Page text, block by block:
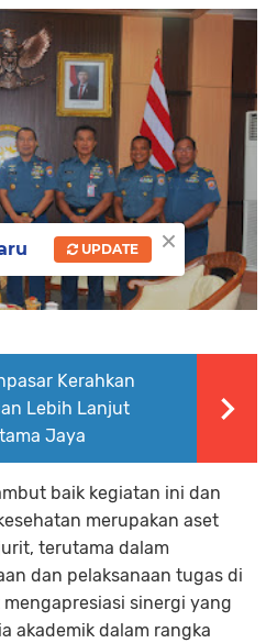
Kerahkan
Lebih Lanjut
Jaya
baik kegiatan ini dan
merupakan aset
terutama dalam
dan pelaksanaan tugas di
mengapresiasi sinergi yang
akademik dalam rangka
×
UPDATE